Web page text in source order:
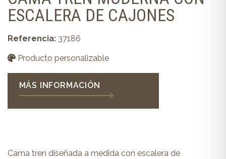
ESCALERA DE CAJONES
Referencia: 37186
Producto personalizable
MÁS INFORMACIÓN
Cama tren diseñada a medida con escalera de